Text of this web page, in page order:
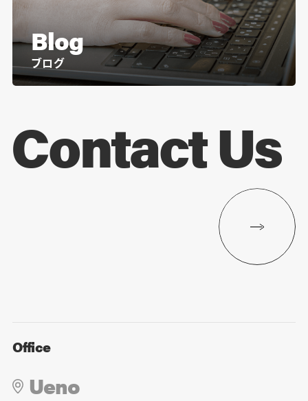
Blog
ブログ
Contact Us
Office
Ueno